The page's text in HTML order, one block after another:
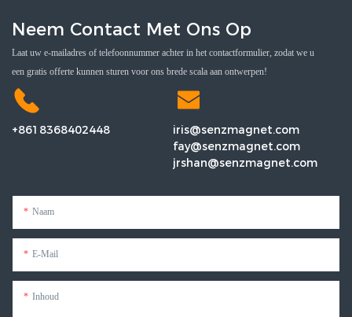
Neem Contact Met Ons Op
Laat uw e-mailadres of telefoonnummer achter in het contactformulier, zodat we u
een gratis offerte kunnen sturen voor ons brede scala aan ontwerpen!
+8618368402448
iris@senzmagnet.com
fay@senzmagnet.com
jrshan@senzmagnet.com
Naam
E-Mail
Inhoud